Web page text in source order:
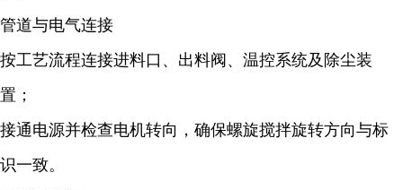
管道与电气连接
按工艺流程连接进料口、出料阀、温控系统及除尘装
置；
接通电源并检查电机转向，确保螺旋搅拌旋转方向与标
识一致。